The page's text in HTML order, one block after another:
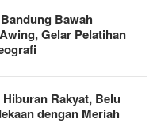
Bawah
Gelar Pelatihan
Rakyat, Belu
dengan Meriah